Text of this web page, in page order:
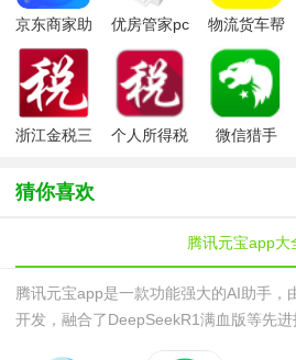
京东商家助
手(京麦工作
台)
优房管家pc
版
物流货车帮
货主电脑版
浙江金税三
税扣缴系统
个人所得税
微信猎手
猜你喜欢
腾讯元宝app大
腾讯元宝app是一款功能强大的AI助手，
开发，融合了DeepSeekR1满血版等先进
的体验。它就像一个口袋里的“全能伙伴”